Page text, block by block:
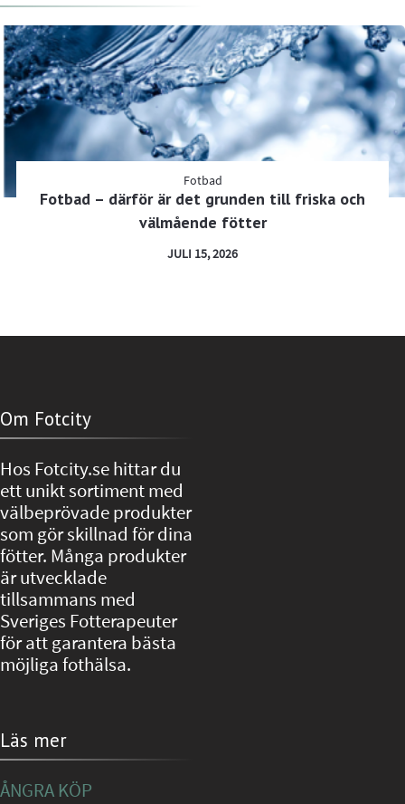
Fotbad
Fotbad – därför är det grunden till friska och
välmående fötter
JULI 15, 2026
Om Fotcity
Hos Fotcity.se hittar du
ett unikt sortiment med
välbeprövade produkter
som gör skillnad för dina
fötter. Många produkter
är utvecklade
tillsammans med
Sveriges Fotterapeuter
för att garantera bästa
möjliga fothälsa.
Läs mer
ÅNGRA KÖP